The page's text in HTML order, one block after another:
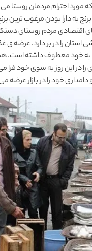
مورد احترام مردمان روستا
به دارا بودن مرغوب ترین
اقتصادی مردم روستای
استان را در بر دارد. عرضه
به خود معطوف داشته است.
در این روز به سوی خود فرا
خود را در بازار عرضه می